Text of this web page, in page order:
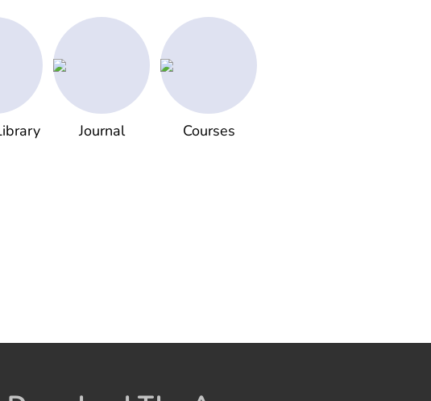
Journal Courses